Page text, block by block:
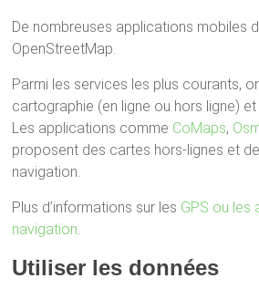
De nombreuses applications mobiles
OpenStreetMap.
Parmi les services les plus courants,
cartographie (en ligne ou hors ligne) et
Les applications comme CoMaps,
proposent des cartes hors-lignes et
navigation.
Plus d’informations sur les GPS ou les
navigation.
Utiliser les données